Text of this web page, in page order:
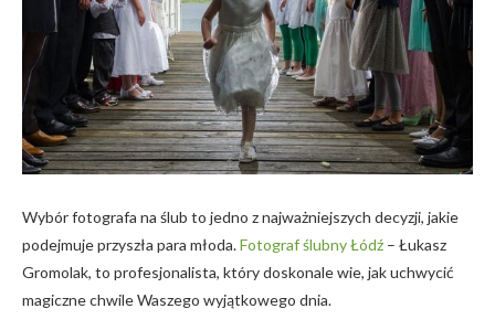
Wybór fotografa na ślub to jedno z najważniejszych decyzji, jakie
podejmuje przyszła para młoda.Fotograf ślubny Łódź – Łukasz
Gromolak, to profesjonalista, który doskonale wie, jak uchwycić
magiczne chwile Waszego wyjątkowego dnia.